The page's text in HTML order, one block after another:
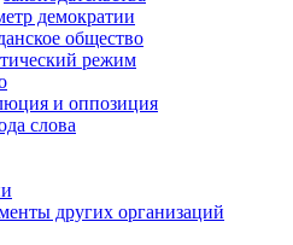
демократии
общество
режим
и оппозиция
слова
других организаций